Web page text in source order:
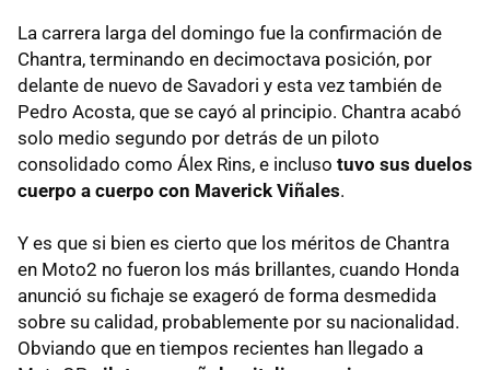
La carrera larga del domingo fue la confirmación de
Chantra, terminando en decimoctava posición, por
delante de nuevo de Savadori y esta vez también de
Pedro Acosta, que se cayó al principio. Chantra acabó
solo medio segundo por detrás de un piloto
consolidado como Álex Rins, e incluso tuvo sus duelos
cuerpo a cuerpo con Maverick Viñales.
Y es que si bien es cierto que los méritos de Chantra
en Moto2 no fueron los más brillantes, cuando Honda
anunció su fichaje se exageró de forma desmedida
sobre su calidad, probablemente por su nacionalidad.
Obviando que en tiempos recientes han llegado a